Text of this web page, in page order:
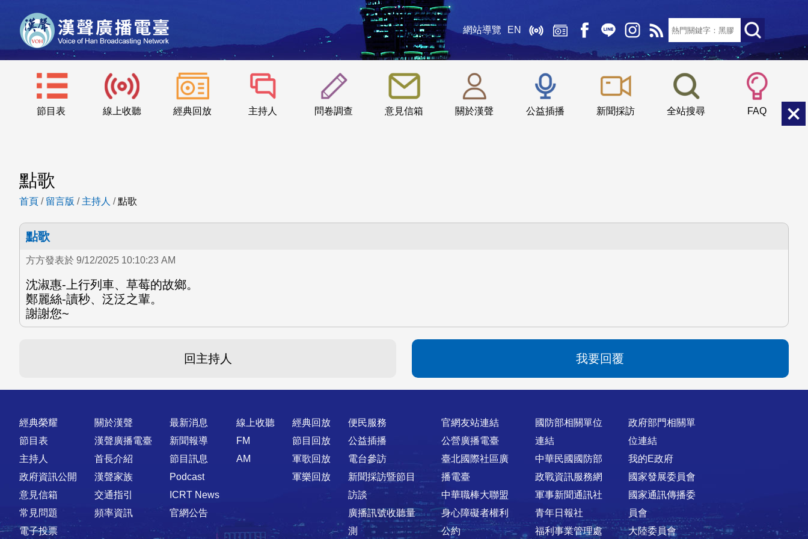
網站導覽 EN
節目表 線上收聽 經典回放 主持人 問卷調查 意見信箱 關於漢聲 公益插播 新聞採訪 全站搜尋 FAQ
::: 小 中
點歌
首頁 / 留言版 / 主持人 /點歌
點歌
方方發表於 9/12/2025 10:10:23 AM
沈淑惠-上行列車、草莓的故鄉。
鄭麗絲-讀秒、泛泛之輩。
謝謝您~
回主持人 我要回覆
快速連結
經典榮耀
節目表
主持人
政府資訊公開
意見信箱
常見問題
電子投票
關於漢聲
漢聲廣播電臺
首長介紹
漢聲家族
交通指引
頻率資訊
最新消息
新聞報導
節目訊息
Podcast
ICRT News
官網公告
線上收聽
FM
AM
經典回放
節目回放
軍歌回放
軍樂回放
便民服務
公益插播
電台參訪
新聞採訪暨節目
訪談
廣播訊號收聽量
測
官網友站連結
公營廣播電臺
臺北國際社區廣
播電臺
中華職棒大聯盟
身心障礙者權利
公約
國防部相關單位
連結
中華民國國防部
政戰資訊服務網
軍事新聞通訊社
青年日報社
福利事業管理處
政府部門相關單
位連結
我的E政府
國家發展委員會
國家通訊傳播委
員會
大陸委員會